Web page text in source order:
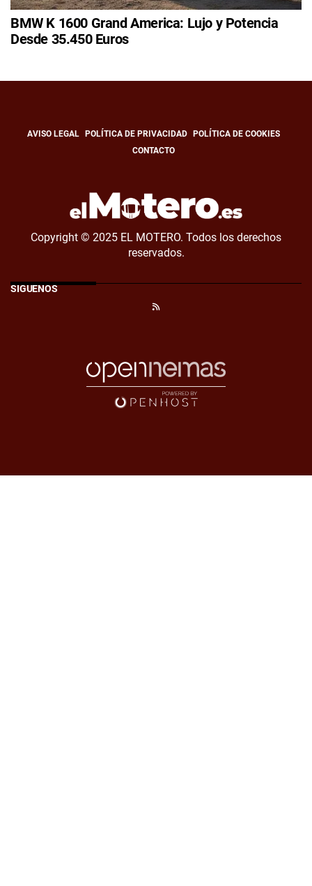
BMW K 1600 Grand America: Lujo y Potencia
Desde 35.450 Euros
AVISO LEGAL POLÍTICA DE PRIVACIDAD
POLÍTICA DE COOKIES
CONTACTO
Copyright © 2025 EL MOTERO. Todos los derechos
reservados.
SÍGUENOS